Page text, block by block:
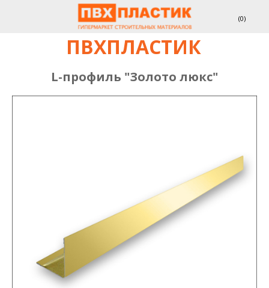
(0)
ПВХПЛАСТИК
L-профиль "Золото люкс"